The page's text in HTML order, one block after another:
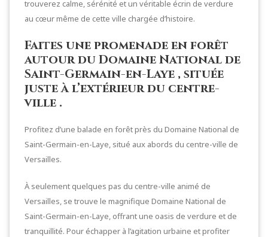
trouverez calme, sérénité et un véritable écrin de verdure
au cœur même de cette ville chargée d’histoire.
Faites une promenade en forêt
autour du Domaine National de
Saint-Germain-en-Laye , située
juste à l’extérieur du centre-
ville .
Profitez d’une balade en forêt près du Domaine National de
Saint-Germain-en-Laye, situé aux abords du centre-ville de
Versailles.
À seulement quelques pas du centre-ville animé de
Versailles, se trouve le magnifique Domaine National de
Saint-Germain-en-Laye, offrant une oasis de verdure et de
tranquillité. Pour échapper à l’agitation urbaine et profiter